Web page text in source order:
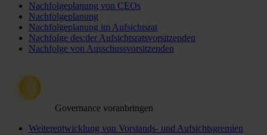
Nachfolgeplanung von CEOs
Nachfolgeplanung
Nachfolgeplanung im Aufsichtsrat
Nachfolge des:der Aufsichtsratsvorsitzenden
Nachfolge von Ausschussvorsitzenden
Governance voranbringen
Weiterentwicklung von Vorstands- und Aufsichtsgremien